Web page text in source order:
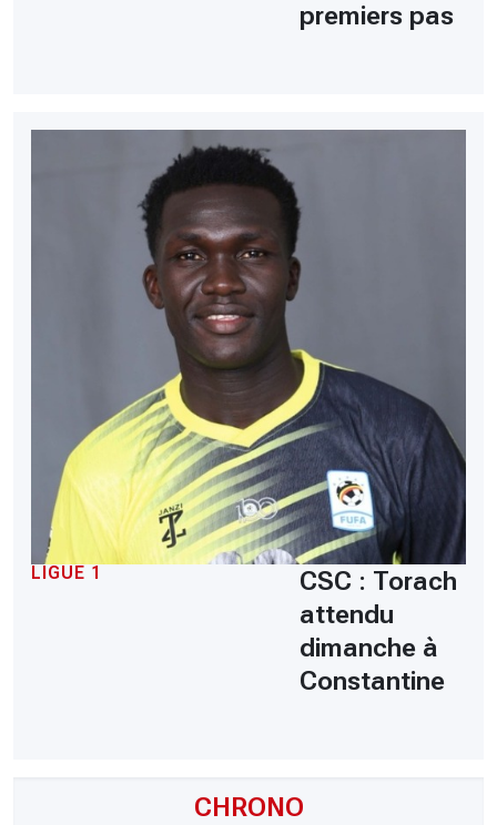
CHRONO
premiers pas
LIGUE 1
CSC : Torach
attendu
dimanche à
Constantine